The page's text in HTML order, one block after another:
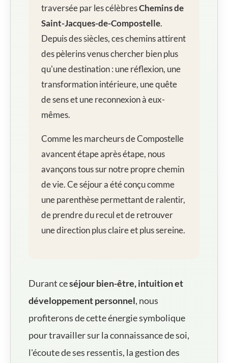
traversée par les célèbresChemins de
Saint-Jacques-de-Compostelle.
Depuis des siècles, ces chemins attirent
des pèlerins venus chercher bien plus
qu'une destination : une réflexion, une
transformation intérieure, une quête
de sens et une reconnexion à eux-
mêmes.
Comme les marcheurs de Compostelle
avancent étape après étape, nous
avançons tous sur notre propre chemin
de vie. Ce séjour a été conçu comme
une parenthèse permettant de ralentir,
de prendre du recul et de retrouver
une direction plus claire et plus sereine.
Durant ceséjour bien-être, intuition et
développement personnel, nous
profiterons de cette énergie symbolique
pour travailler sur la connaissance de soi,
l'écoute de ses ressentis, la gestion des